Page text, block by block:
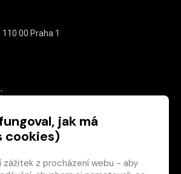
00 Praha 1
jak má
cookies)
zážitek z procházení webu - aby